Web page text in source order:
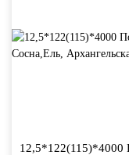
12,5*122(115)*4000